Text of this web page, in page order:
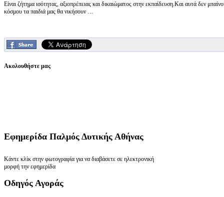
Είναι ζήτημα ισότητας, αξιοπρέπειας και δικαιώματος στην εκπαίδευση.Και αυτά δεν
κόσμου τα παιδιά μας θα νικήσουν …
Ακολουθήστε μας
Εφημερίδα Παλμός Δυτικής Αθήνας
Κάντε κλίκ στην φωτογραφία για να διαβάσετε σε ηλεκτρονική
μορφή την εφημερίδα
Οδηγός Αγοράς